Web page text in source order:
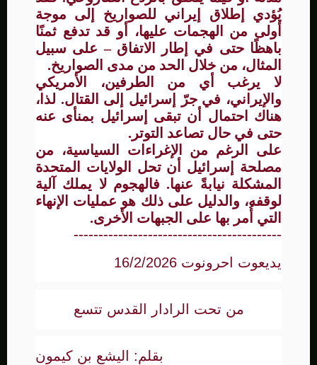
يُؤدي إطلاق إيراني للصواريخ إلى موجة
أولى من الهجمات عليها، أو قد تدفع ثمنًا
باهظًا حتى في إطار الاتفاق – على سبيل
المثال، من خلال الحد من مدى الصواريخ.
لا يرغب أي من الطرفين، الأمريكي
والإيراني، في جرّ إسرائيل إلى القتال. لذا،
هناك احتمال أن تبقى إسرائيل بمنأى عنه
حتى في حال تصاعد التوتر.
على الرغم من الإغراءات السياسية، من
مصلحة إسرائيل أن تحل الولايات المتحدة
المشكلة نيابةً عنها. فالهجوم لا يملك آلية
لوقفه، والدليل على ذلك هو عمليات الإنهاء
التي أُمر بها على الجبهات الأخرى.
------------------------------------------
يديعوت احرونوت 16/2/2026
من تحت الرادار القدس تتسع
بقلم: اليشع بن كيمون